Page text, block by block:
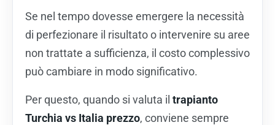
Se nel tempo dovesse emergere la necessità
di perfezionare il risultato o intervenire su aree
non trattate a sufficienza, il costo complessivo
può cambiare in modo significativo.
Per questo, quando si valuta il trapianto
Turchia vs Italia prezzo, conviene sempre